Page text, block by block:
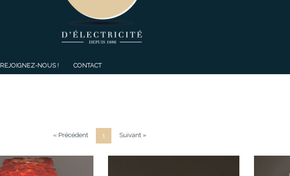
REJOIGNEZ-NOUS ! CONTACT
« Précédent 1 Suivant »